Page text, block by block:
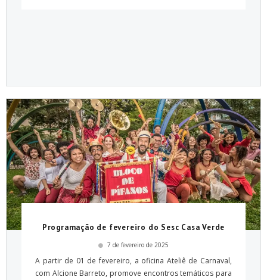
Programação de fevereiro do Sesc Casa Verde
7 de fevereiro de 2025
A partir de 01 de fevereiro, a oficina Ateliê de Carnaval,
com Alcione Barreto, promove encontros temáticos para